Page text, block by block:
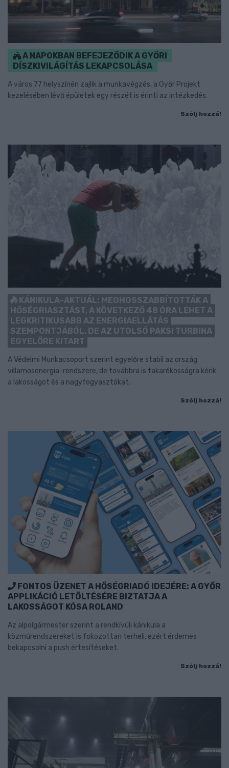
A NAPOKBAN BEFEJEZŐDIK A GYŐRI
DÍSZKIVILÁGÍTÁS LEKAPCSOLÁSA
A város 77 helyszínén zajlik a munkavégzés, a Győr Projekt
kezelésében lévő épületek egy részét is érinti az intézkedés.
Szólj hozzá!
KÁNIKULA-AKTUÁL: MEGHOSSZABBÍTOTTÁK A
HŐSÉGRIASZTÁST, A KÖVETKEZŐ 48 ÓRA LEHET A
LEGKRITIKUSABB AZ ENERGIAELLÁTÁS
SZEMPONTJÁBÓL, DE AZ UTOLSÓ PAKSI TURBINA
EGYELŐRE KITART
A Védelmi Munkacsoport szerint egyelőre stabil az ország
villamosenergia-rendszere, de továbbra is takarékosságra kérik
a lakosságot és a nagyfogyasztókat.
Szólj hozzá!
FONTOS ÜZENET A HŐSÉGRIADÓ IDEJÉRE: A GYŐR
APPLIKÁCIÓ LETÖLTÉSÉRE BIZTATJA A
LAKOSSÁGOT KÓSA ROLAND
Az alpolgármester szerint a rendkívüli kánikula a
közműrendszereket is fokozottan terheli, ezért érdemes
bekapcsolni a push értesítéseket.
Szólj hozzá!